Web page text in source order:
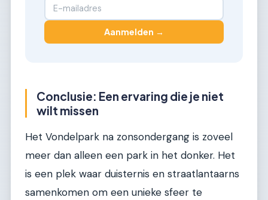
Aanmelden →
Conclusie: Een ervaring die je niet
wilt missen
Het Vondelpark na zonsondergang is zoveel
meer dan alleen een park in het donker. Het
is een plek waar duisternis en straatlantaarns
samenkomen om een unieke sfeer te